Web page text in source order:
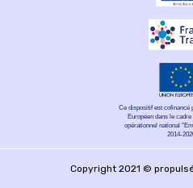
Ce dispositif est cofinancé
Européen dans le
opérationnel national
2014-
Copyright 2021 © propulsé